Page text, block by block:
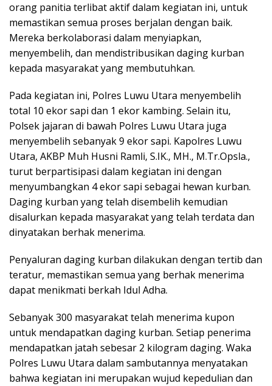
orang panitia terlibat aktif dalam kegiatan ini, untuk
memastikan semua proses berjalan dengan baik.
Mereka berkolaborasi dalam menyiapkan,
menyembelih, dan mendistribusikan daging kurban
kepada masyarakat yang membutuhkan.
Pada kegiatan ini, Polres Luwu Utara menyembelih
total 10 ekor sapi dan 1 ekor kambing. Selain itu,
Polsek jajaran di bawah Polres Luwu Utara juga
menyembelih sebanyak 9 ekor sapi. Kapolres Luwu
Utara, AKBP Muh Husni Ramli, S.IK., MH., M.Tr.Opsla.,
turut berpartisipasi dalam kegiatan ini dengan
menyumbangkan 4 ekor sapi sebagai hewan kurban.
Daging kurban yang telah disembelih kemudian
disalurkan kepada masyarakat yang telah terdata dan
dinyatakan berhak menerima.
Penyaluran daging kurban dilakukan dengan tertib dan
teratur, memastikan semua yang berhak menerima
dapat menikmati berkah Idul Adha.
Sebanyak 300 masyarakat telah menerima kupon
untuk mendapatkan daging kurban. Setiap penerima
mendapatkan jatah sebesar 2 kilogram daging. Waka
Polres Luwu Utara dalam sambutannya menyatakan
bahwa kegiatan ini merupakan wujud kepedulian dan